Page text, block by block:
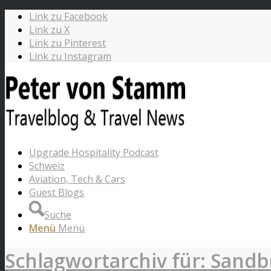
Link zu Facebook
Link zu X
Link zu Pinterest
Link zu Instagram
Upgrade Hospitality Podcast
Schweiz
Aviation, Tech & Cars
Guest Blogs
Suche
Menü Menü
Schlagwortarchiv für: